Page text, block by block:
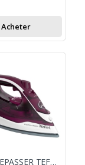
Acheter
FER À REPASSER TEFAL FV2835EO EXPRESS 2400W - VIOLET